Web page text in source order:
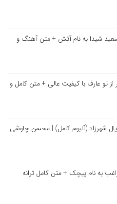
شیدا به نام آتش + متن آهنگ و
از تو عارف با کیفیت عالی + متن کامل و
شهرزاد (آلبوم کامل) | محسن چاوشی
به نام پیچک + متن کامل ترانه